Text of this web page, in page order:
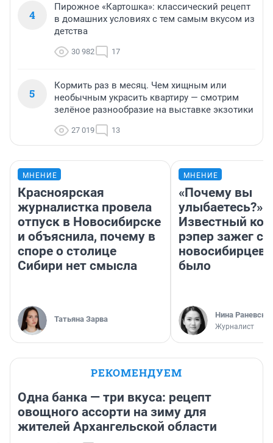
4
Пирожное «Картошка»: классический рецепт
в домашних условиях с тем самым вкусом из
детства
30 982 17
5
Кормить раз в месяц. Чем хищным или
необычным украсить квартиру — смотрим
зелёное разнообразие на выставке экзотики
27 019 13
МНЕНИЕ
Красноярская
журналистка провела
отпуск в Новосибирске
и объяснила, почему в
споре о столице
Сибири нет смысла
Татьяна Зарва
МНЕНИЕ
«Почему вы
улыбаетесь?»
Известный
рэпер зажег с
новосибирцев:
было
Нина
Журналист
РЕКОМЕНДУЕМ
Одна банка — три вкуса: рецепт
овощного ассорти на зиму для
жителей Архангельской области